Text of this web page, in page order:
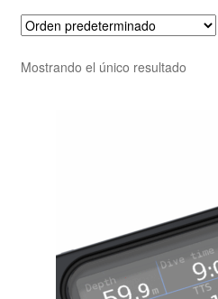
Mostrando el único resultado